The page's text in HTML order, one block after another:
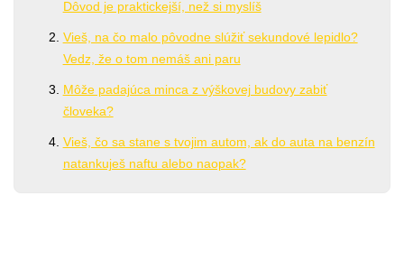
Dôvod je praktickejší, než si myslíš
Vieš, na čo malo pôvodne slúžiť sekundové lepidlo?
Vedz, že o tom nemáš ani paru
Môže padajúca minca z výškovej budovy zabiť
človeka?
Vieš, čo sa stane s tvojim autom, ak do auta na benzín
natankuješ naftu alebo naopak?